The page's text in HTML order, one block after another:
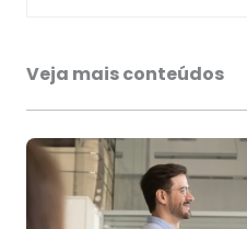
Veja mais conteúdos